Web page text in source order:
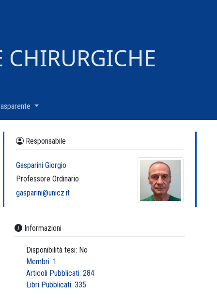
CHIRURGICHE
(current)
Responsabile
Gasparini Giorgio
Professore Ordinario
gasparini@unicz.it
Informazioni
Disponibilità tesi: No
Membri: 1
Articoli Pubblicati: 284
Libri Pubblicati: 335